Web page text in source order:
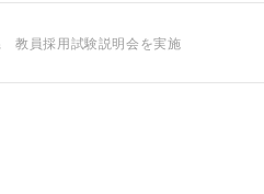
教員採用試験説明会を実施